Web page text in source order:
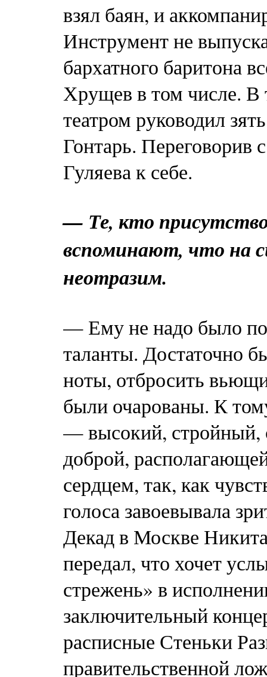
взял баян, и
Инструмент не
бархатного баритона
Хрущев в том числе.
театром руководил
Гонтарь. Переговорив
Гуляева к себе.
— Те, кто
вспоминают, что на
неотразим.
— Ему не надо было
таланты. Достаточно
ноты, отбросить
были очарованы. К
— высокий, стройный,
доброй,
сердцем, так, как
голоса завоевывала
Декад в Москве
передал, что хочет
стрежень» в
заключительный
расписные Стеньки
правительственной